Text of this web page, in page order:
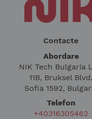
Contacte
Abordare
NIK Tech Bulgaria
11B, Bruksel Blvd.
Sofia 1592,
Telefon
+40316305462